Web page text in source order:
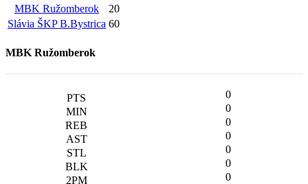
MBK Ružomberok
20
Slávia ŠKP B.Bystrica 60
MBK Ružomberok
0
0
0
0
0
0
0